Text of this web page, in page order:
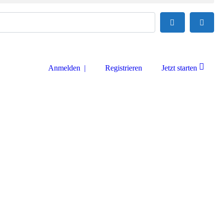
Anmelden | Registrieren Jetzt starten